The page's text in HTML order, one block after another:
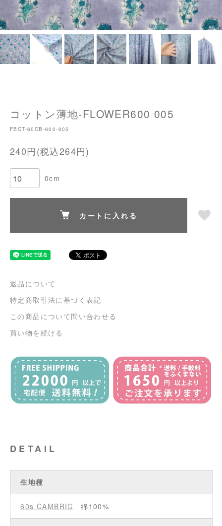
コットン薄地-FLOWER600 005
FBCT-60CB-600-005
240円(税込264円)
0cm
カートに入れる
返品について
特定商取引法に基づく表記
この商品について問い合わせる
買い物を続ける
DETAIL
生地種
60s CAMBRIC 綿100%